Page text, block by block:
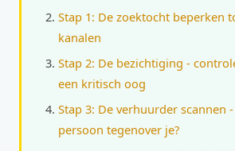
Stap 1: De zoektocht beperken
kanalen
Stap 2: De bezichtiging -
een kritisch oog
Stap 3: De verhuurder scannen
persoon tegenover je?